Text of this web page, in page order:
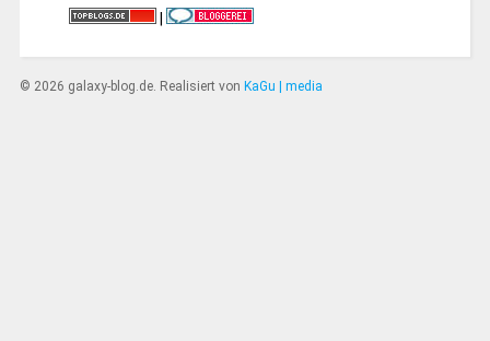
© 2026 galaxy-blog.de. Realisiert von KaGu | media